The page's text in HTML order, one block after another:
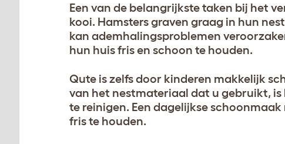
Een van de belangrijkste taken bij het
kooi. Hamsters graven graag in hun
kan ademhalingsproblemen
hun huis fris en schoon te houden.
Qute is zelfs door kinderen makkelijk
van het nestmateriaal dat u gebruikt, is
te reinigen. Een dagelijkse
fris te houden.